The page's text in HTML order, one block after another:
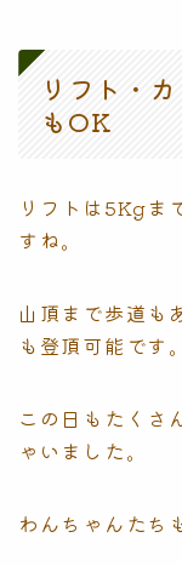
リフト・
もOK
リフトは5Kgま
すね。
山頂まで歩道も
も登頂可能です。
この日もたくさ
ゃいました。
わんちゃんたち